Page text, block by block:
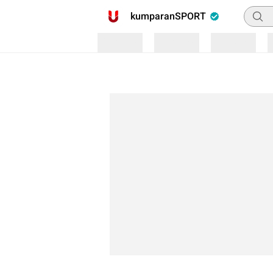
kumparanSPORT